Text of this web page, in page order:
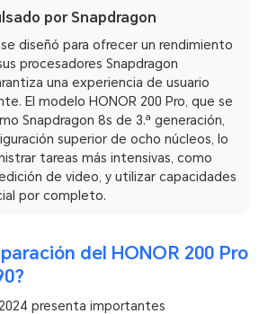
por Snapdragon
se diseñó para ofrecer un rendimiento
procesadores Snapdragon
una experiencia de usuario
El modelo HONOR 200 Pro, que se
Snapdragon 8s de 3.ª generación,
superior de ocho núcleos, lo
tareas más intensivas, como
de video, y utilizar capacidades
por completo.
del HONOR 200 Pro
presenta importantes